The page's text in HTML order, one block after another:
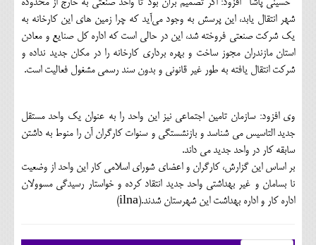
"حسيني پاشا" افزود: اگر تصميم برآن بود تا واحد صنعتي به خارج از محدوده
شهر انتقال يابد، اين پرسش به وجود مي‌‏آيد كه چرا زمين هاي اين كارخانه به
يك شركت صنعتي فروخته شد، اين در حالي است كه اداره كل صنايع و معادن
استان مازندران مجوز ساخت و بهره برداري كارخانه را در مكان جديد نداده و
شركت انتقال يافته به طور غير قانوني و بدون سند رسمي مشغول فعاليت است.
وي افزود: سازمان تامين اجتماعي نيز اين واحد را به عنوان يك واحد مستقل
جديد التاسيس مي شناسد و بازنشستگي و سنوات كارگران آن را منوط به داشتن
سابقه كار در واحد جديد مي داند.
بر اساس اين گزارش، كارگران و اعضاي شوراي اسلامي كار اين واحد از وضعيت
نا بسامان و غير بهداشتي واحد جديد انتقاد كرده و خواستار رسيدگي مسوولان
اداره كار و اداره بهداشت اين شهرستان شدند.(ilna)